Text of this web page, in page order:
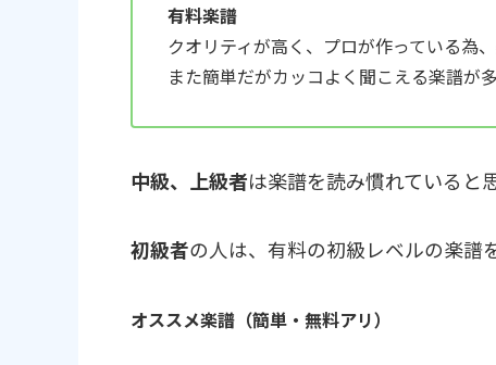
有料楽譜
クオリティが高く、プロが作っている為
また簡単だがカッコよく聞こえる楽譜が多
中級、上級者は楽譜を読み慣れていると
初級者の人は、有料の初級レベルの楽譜
オススメ楽譜（簡単・無料アリ）